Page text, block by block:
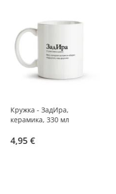
Кружка - ЗадИра,
керамика, 330 мл
4,95 €